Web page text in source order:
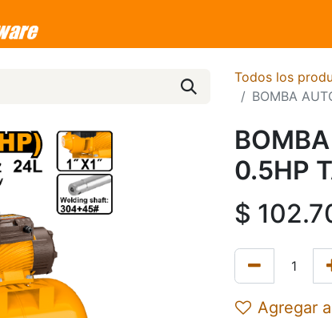
Todos los
BOMBA
0.5HP
$
Agregar